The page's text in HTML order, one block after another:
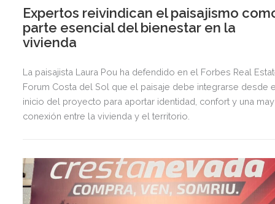
Expertos reivindican el paisajismo
parte esencial del bienestar en la
vivienda
La paisajista Laura Pou ha defendido en el Forbes Real
Forum Costa del Sol que el paisaje debe integrarse desde
inicio del proyecto para aportar identidad, confort y una
conexión entre la vivienda y el territorio.